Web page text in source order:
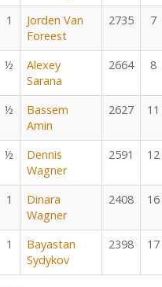
1
Jorden Van
Foreest
2735 7
½
Alexey
Sarana
2664 8
½
Bassem
Amin
2627 11
½
Dennis
Wagner
2591 12
1
Dinara
Wagner
2408 16
1
Bayastan
Sydykov
2398 17